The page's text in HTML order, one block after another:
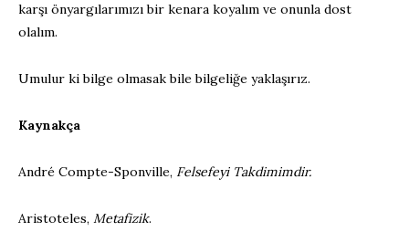
karşı önyargılarımızı bir kenara koyalım ve onunla dost
olalım.
Umulur ki bilge olmasak bile bilgeliğe yaklaşırız.
Kaynakça
André Compte-Sponville, Felsefeyi Takdimimdir.
Aristoteles, Metafizik.